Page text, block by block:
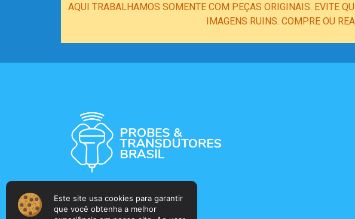
Este site usa cookies para garantir
que você obtenha a melhor
AQUI TRABALHAMOS SOMENTE COM PEÇAS ORIGINAIS. EVITE
IMAGENS RUINS. COMPRE OU